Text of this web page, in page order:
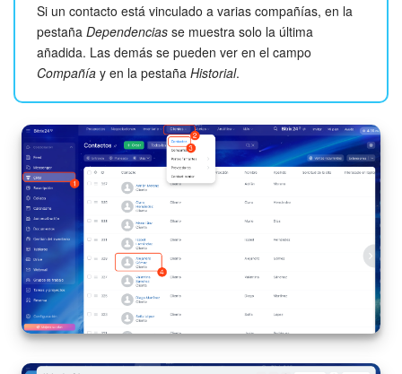
Actualización de los artículos (archivo)
EMPEZAR GRATIS
INICIAR SESIÓN
Si un contacto está vinculado a varias compañías, en la
pestaña Dependencias se muestra solo la última
añadida. Las demás se pueden ver en el campo
Compañía y en la pestaña Historial.